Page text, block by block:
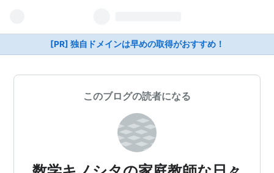
[PR] 独自ドメインは早めの取得がおすすめ！
このブログの読者になる